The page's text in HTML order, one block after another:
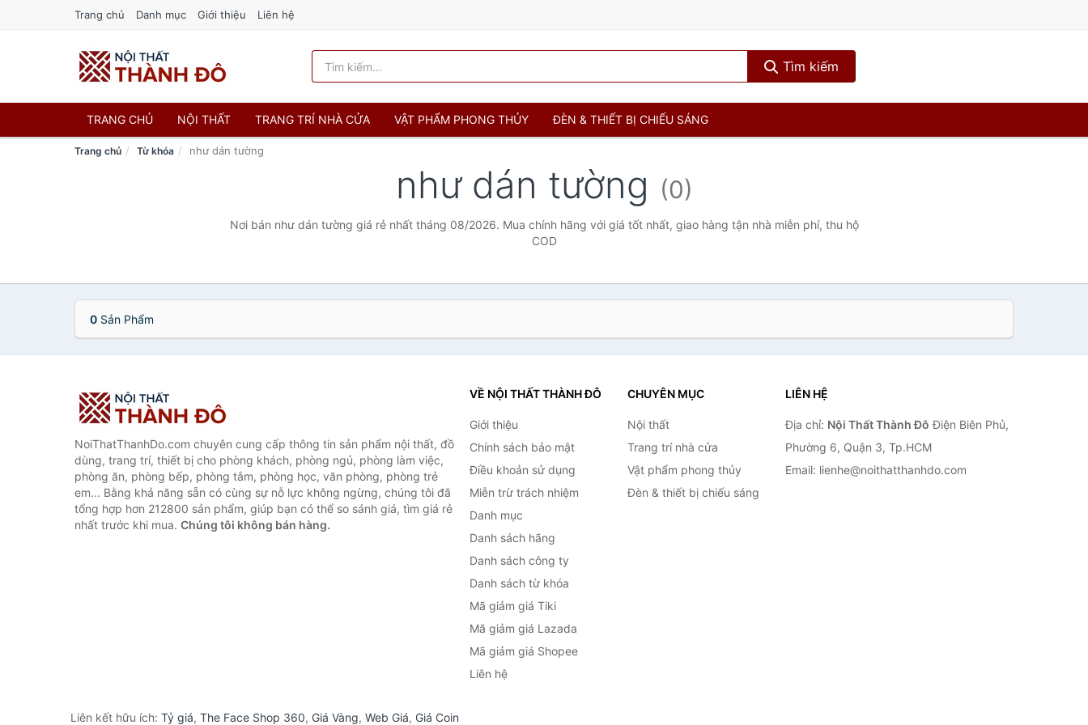
Trang chủ Danh mục Giới thiệu Liên hệ
Tìm kiếm
TRANG CHỦ NỘI THẤT TRANG TRÍ NHÀ CỬA VẬT PHẨM PHONG THỦY ĐÈN & THIẾT BỊ CHIẾU SÁNG
Trang chủ Từ khóa như dán tường
như dán tường (0)
Nơi bán như dán tường giá rẻ nhất tháng 08/2026. Mua chính hãng với giá tốt nhất, giao hàng tận nhà miễn phí, thu hộ
COD
0 Sản Phẩm
NoiThatThanhDo.com chuyên cung cấp thông tin sản phẩm nội thất, đồ
dùng, trang trí, thiết bị cho phòng khách, phòng ngủ, phòng làm việc,
phòng ăn, phòng bếp, phòng tắm, phòng học, văn phòng, phòng trẻ
em... Bằng khả năng sẵn có cùng sự nỗ lực không ngừng, chúng tôi đã
tổng hợp hơn 212800 sản phẩm, giúp bạn có thể so sánh giá, tìm giá rẻ
nhất trước khi mua. Chúng tôi không bán hàng.
VỀ NỘI THẤT THÀNH ĐÔ
Giới thiệu
Chính sách bảo mật
Điều khoản sử dụng
Miễn trừ trách nhiệm
Danh mục
Danh sách hãng
Danh sách công ty
Danh sách từ khóa
Mã giảm giá Tiki
Mã giảm giá Lazada
Mã giảm giá Shopee
Liên hệ
CHUYÊN MỤC
Nội thất
Trang trí nhà cửa
Vật phẩm phong thủy
Đèn & thiết bị chiếu sáng
LIÊN HỆ
Địa chỉ: Nội Thất Thành Đô Điện Biên Phủ,
Phường 6, Quận 3, Tp.HCM
Email: lienhe@noithatthanhdo.com
Liên kết hữu ích: Tỷ giá, The Face Shop 360, Giá Vàng, Web Giá, Giá Coin